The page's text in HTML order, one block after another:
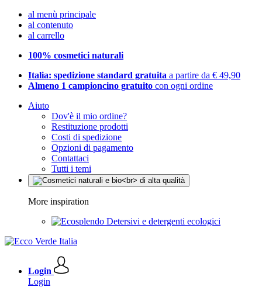
al menù principale
al contenuto
al carrello
100% cosmetici naturali
Italia: spedizione standard gratuita a partire da € 49,90
Almeno 1 campioncino gratuito con ogni ordine
Aiuto
Dov'è il mio ordine?
Restituzione prodotti
Costi di spedizione
Opzioni di pagamento
Contattaci
Tutti i temi
More inspiration
Detersivi e detergenti ecologici
Login
Login